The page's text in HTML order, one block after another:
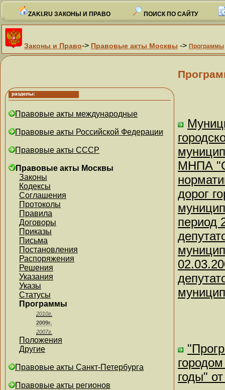
ZAKI.RU ЗАКОНЫ И ПРАВО ПОИСК ПО САЙТУ
Законы и Право-> Правовые акты Москвы -> Программы
Правовые акты международные
Правовые акты Российской Федерации
Правовые акты СССР
Правовые акты Москвы
Законы
Кодексы
Соглашения
Протоколы
Правила
Договоры
Приказы
Письма
Постановления
Распоряжения
Решения
Указания
Указы
Статусы
Программы
2010г.
2009г.
2007г.
Положения
Другие
Правовые акты Санкт-Петербурга
Правовые акты регионов
МНПА "О
дорог
период
годы"